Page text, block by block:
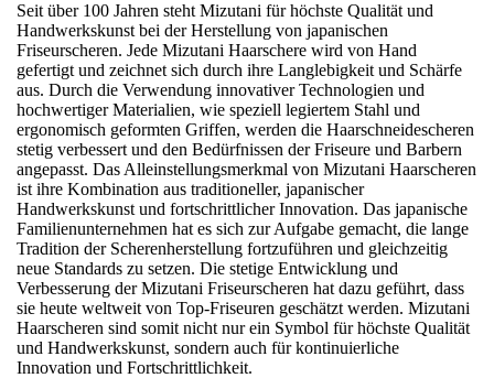
Seit über 100 Jahren steht Mizutani für höchste Qualität und
Handwerkskunst bei der Herstellung von japanischen
Friseurscheren. Jede Mizutani Haarschere wird von Hand
gefertigt und zeichnet sich durch ihre Langlebigkeit und Schärfe
aus. Durch die Verwendung innovativer Technologien und
hochwertiger Materialien, wie speziell legiertem Stahl und
ergonomisch geformten Griffen, werden die Haarschneidescheren
stetig verbessert und den Bedürfnissen der Friseure und Barbern
angepasst. Das Alleinstellungsmerkmal von Mizutani Haarscheren
ist ihre Kombination aus traditioneller, japanischer
Handwerkskunst und fortschrittlicher Innovation. Das japanische
Familienunternehmen hat es sich zur Aufgabe gemacht, die lange
Tradition der Scherenherstellung fortzuführen und gleichzeitig
neue Standards zu setzen. Die stetige Entwicklung und
Verbesserung der Mizutani Friseurscheren hat dazu geführt, dass
sie heute weltweit von Top-Friseuren geschätzt werden. Mizutani
Haarscheren sind somit nicht nur ein Symbol für höchste Qualität
und Handwerkskunst, sondern auch für kontinuierliche
Innovation und Fortschrittlichkeit.